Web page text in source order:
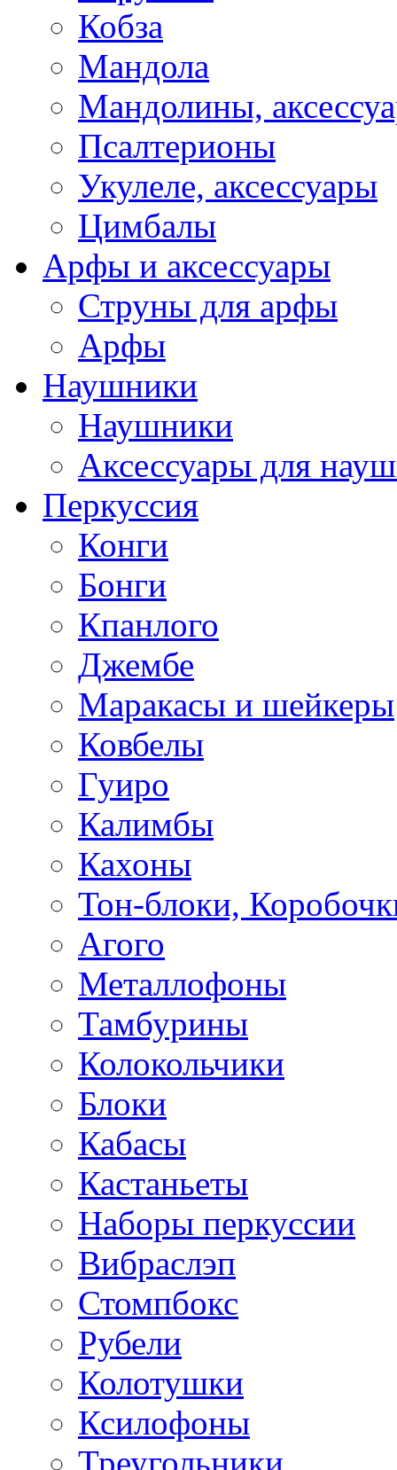
Кобза
Мандола
Мандолины,
Псалтерионы
Укулеле, аксессуары
Цимбалы
Арфы и аксессуары
Струны для арфы
Арфы
Наушники
Наушники
Аксессуары для
Перкуссия
Конги
Бонги
Кпанлого
Джембе
Маракасы и шейкеры
Ковбелы
Гуиро
Калимбы
Кахоны
Тон-блоки,
Агого
Металлофоны
Тамбурины
Колокольчики
Блоки
Кабасы
Кастаньеты
Наборы перкуссии
Вибраслэп
Стомпбокс
Рубели
Колотушки
Ксилофоны